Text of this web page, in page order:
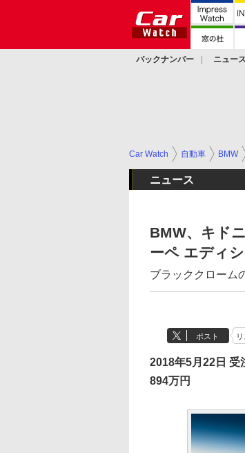
バックナンバー ニュース
Car Watch 自動車 BMW
ニュース
BMW、キド
ーペ エディ
ブラッククローム
ポスト
2018年5月22日 受
894万円